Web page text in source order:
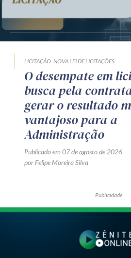
LICITAÇÃO NOVA LEI DE LICITAÇÕES
O desempate em
busca pela
gerar o resultado
vantajoso para a
Administração
Publicado em 07 de agosto de 2026
por Felipe Moreira Silva
Publicidade